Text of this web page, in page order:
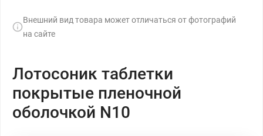
Внешний вид товара может отличаться от фотографий
на сайте
Лотосоник таблетки
покрытые пленочной
оболочкой N10